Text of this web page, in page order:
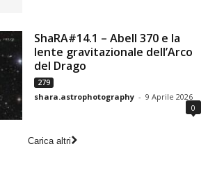
ShaRA#14.1 – Abell 370 e la
lente gravitazionale dell’Arco
del Drago
279
shara.astrophotography - 9 Aprile 2026
0
Carica altri